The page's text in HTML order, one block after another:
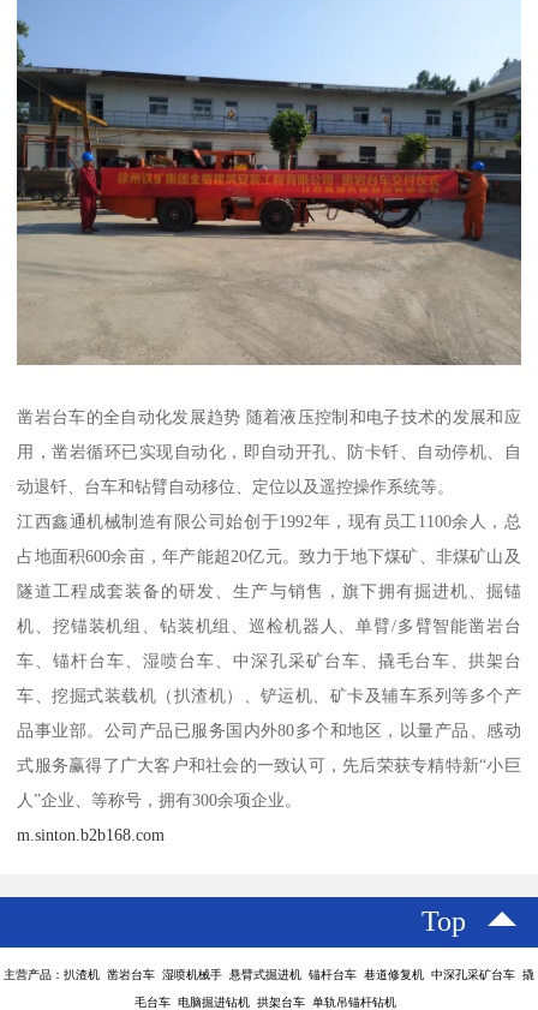
凿岩台车的全自动化发展趋势 随着液压控制和电子技术的发展和应
用，凿岩循环已实现自动化，即自动开孔、防卡钎、自动停机、自
动退钎、台车和钻臂自动移位、定位以及遥控操作系统等。
江西鑫通机械制造有限公司始创于1992年，现有员工1100余人，总
占地面积600余亩，年产能超20亿元。致力于地下煤矿、非煤矿山及
隧道工程成套装备的研发、生产与销售，旗下拥有掘进机、掘锚
机、挖锚装机组、钻装机组、巡检机器人、单臂/多臂智能凿岩台
车、锚杆台车、湿喷台车、中深孔采矿台车、撬毛台车、拱架台
车、挖掘式装载机（扒渣机）、铲运机、矿卡及辅车系列等多个产
品事业部。公司产品已服务国内外80多个和地区，以量产品、感动
式服务赢得了广大客户和社会的一致认可，先后荣获专精特新“小巨
人”企业、等称号，拥有300余项企业。
m.sinton.b2b168.com
Top
主营产品：扒渣机 凿岩台车 湿喷机械手 悬臂式掘进机 锚杆台车 巷道修复机 中深孔采矿台车 撬
毛台车 电脑掘进钻机 拱架台车 单轨吊锚杆钻机